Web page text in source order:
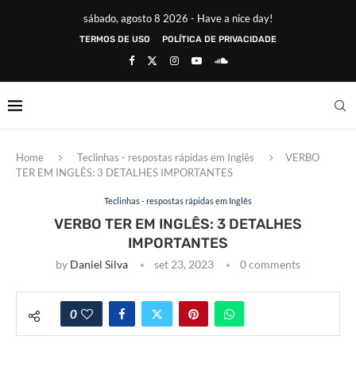
sábado, agosto 8 2026 - Have a nice day!
TERMOS DE USO POLÍTICA DE PRIVACIDADE
Home Teclinhas - respostas rápidas em Inglês
VERBO
TER EM INGLÊS: 3 DETALHES IMPORTANTES
Teclinhas - respostas rápidas em Inglês
VERBO TER EM INGLÊS: 3 DETALHES
IMPORTANTES
by Daniel Silva set 23, 2023 0 comments
0